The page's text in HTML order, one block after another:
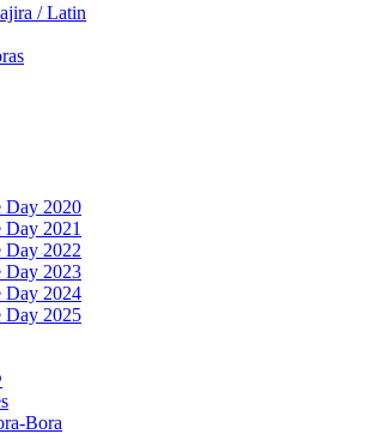
/ Latin
Day 2020
Day 2021
Day 2022
Day 2023
Day 2024
Day 2025
Bora